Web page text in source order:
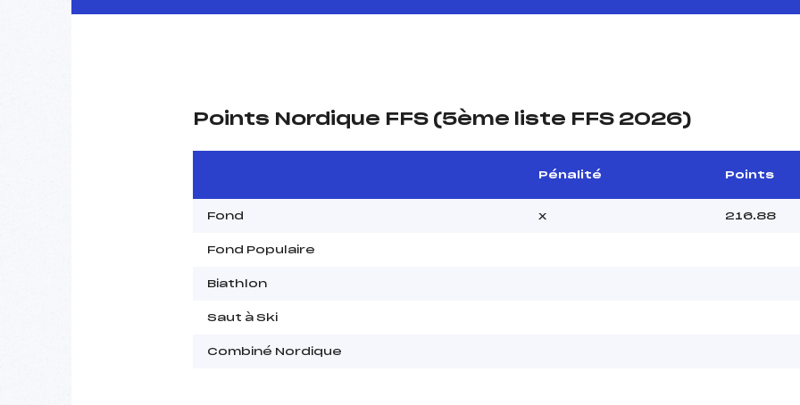
Points Nordique FFS (5ème liste FFS 2026)
Pénalité Points
Fond x 216.88
Fond Populaire
Biathlon
Saut à Ski
Combiné Nordique